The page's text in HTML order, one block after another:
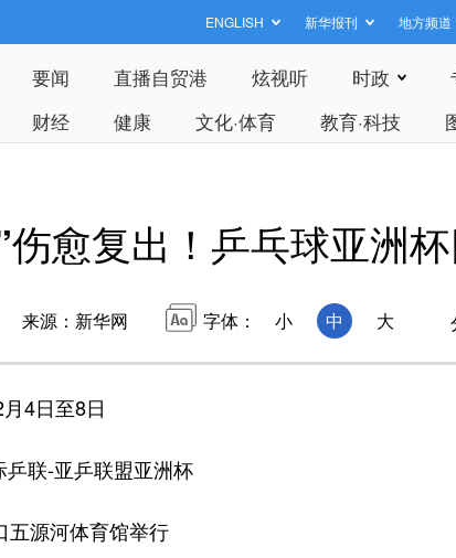
ENGLISH 新华报刊 地方频道
要闻 直播自贸港 炫视听 时政
财经 健康 文化·体育 教育·科技
愈复出！乒乓球亚洲
来源：新华网 字体： 小 中 大
4日至8日
乒联-亚乒联盟亚洲杯
五源河体育馆举行